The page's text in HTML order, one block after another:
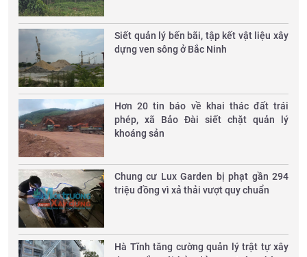
Siết quản lý bến bãi, tập kết vật liệu xây
dựng ven sông ở Bắc Ninh
Hơn 20 tin báo về khai thác đất trái
phép, xã Bảo Đài siết chặt quản lý
khoáng sản
Chung cư Lux Garden bị phạt gần 294
triệu đồng vì xả thải vượt quy chuẩn
Hà Tĩnh tăng cường quản lý trật tự xây